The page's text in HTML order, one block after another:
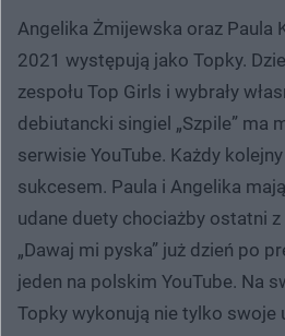
Angelika Żmijewska oraz Paula
2021 występują jako Topky.
zespołu Top Girls i wybrały
debiutancki singiel „Szpile” ma
serwisie YouTube. Każdy
sukcesem. Paula i Angelika
udane duety chociażby ostatni z
„Dawaj mi pyska” już dzień po
jeden na polskim YouTube. Na
Topky wykonują nie tylko swoje